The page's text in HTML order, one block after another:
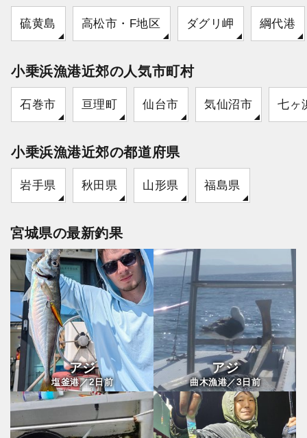
硫黄島 高松市・F地区 ダグリ岬 綱代港
小乗浜漁港近郊の人気市町村
石巻市 亘理町 仙台市 気仙沼市 七ヶ
小乗浜漁港近郊の都道府県
岩手県 秋田県 山形県 福島県
宮城県の最新釣果
アジ
塩釜港／2日前
アジ
曲木漁港／3日前